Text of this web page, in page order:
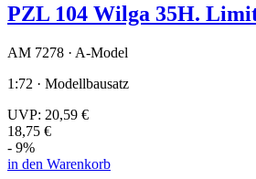
PZL 104 Wilga 35H.
AM 7278 · A-Model
1:72 · Modellbausatz
UVP: 20,59 €
18,75 €
- 9%
in den Warenkorb